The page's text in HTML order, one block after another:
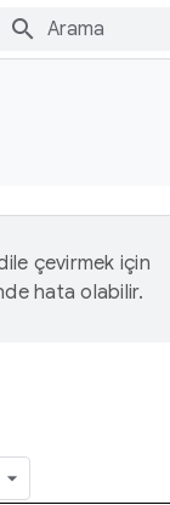
çevirmek için
hata olabilir.